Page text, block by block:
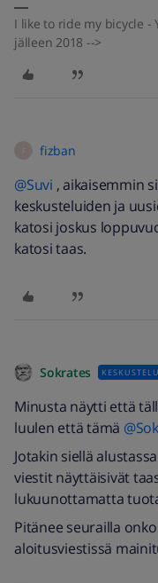
I like to ride my bicycle -
jälleen 2018 -->
fizban
@Suvi , aikaisemmin
keskusteluiden ja
katosi joskus
katosi taas.
Sokrates
Minusta näytti että
luulen että tämä ​
Jotakin siellä
viestit näyttäisivät
lukuunottamatta
Pitänee seurailla
aloitusviestissä